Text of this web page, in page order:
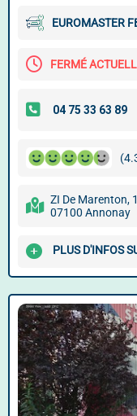
EUROMASTER
FERMÉ
ZI De Marenton,
07100 Annonay
PLUS D'INFOS